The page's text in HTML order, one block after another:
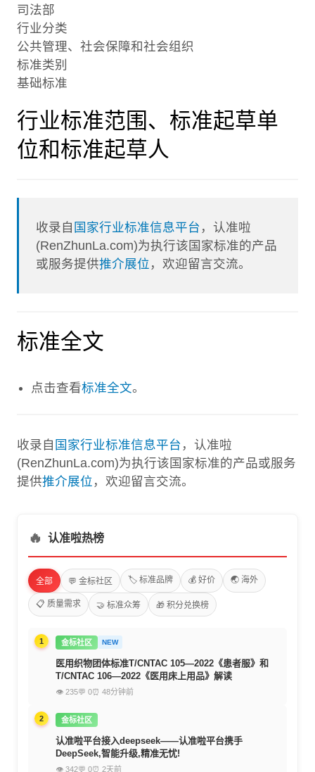
司法部
行业分类
公共管理、社会保障和社会组织
标准类别
基础标准
行业标准范围、标准起草单
位和标准起草人
收录自 国家行业标准信息平台 ，认准啦
(RenZhunLa.com)为执行该国家标准的产品
或服务提供推介展位 ，欢迎留言交流。
标准全文
点击查看标准全文。
收录自 国家行业标准信息平台 ，认准啦
(RenZhunLa.com)为执行该国家标准的产品或服务
提供推介展位 ，欢迎留言交流。
🔥 认准啦热榜
全部 💬 金标社区 🏷️ 标准品牌 💰 好价 🌏 海外
📋 质量需求 🤝 标准众筹 🎁 积分兑换榜
1 金标社区 NEW
医用织物团体标准T/CNTAC 105—2022《患者服》和
T/CNTAC 106—2022《医用床上用品》解读
👁 235💬 0⏰ 48分钟前
2 金标社区
认准啦平台接入deepseek——认准啦平台携手
DeepSeek,智能升级,精准无忧!
👁 342💬 0⏰ 2天前